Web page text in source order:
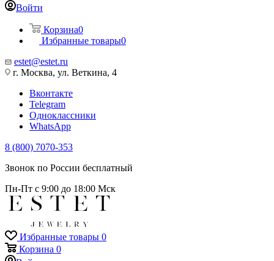
Войти
Корзина0
Избранные товары0
estet@estet.ru
г. Москва, ул. Веткина, 4
Вконтакте
Telegram
Одноклассники
WhatsApp
8 (800) 7070-353
Звонок по России бесплатный
Пн-Пт с 9:00 до 18:00 Мск
Избранные товары 0
Корзина 0